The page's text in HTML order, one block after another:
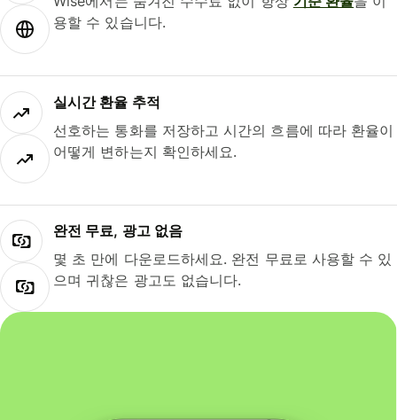
용할 수 있습니다.
실시간 환율 추적
선호하는 통화를 저장하고 시간의 흐름에 따라 환율이
어떻게 변하는지 확인하세요.
완전 무료, 광고 없음
몇 초 만에 다운로드하세요. 완전 무료로 사용할 수 있
으며 귀찮은 광고도 없습니다.